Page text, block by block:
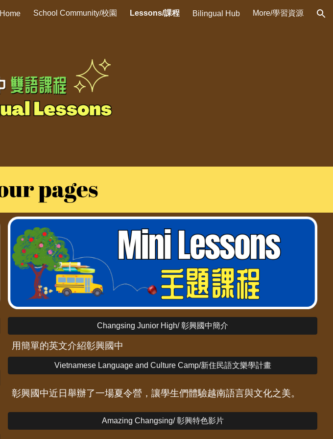
Skip to navigation
Home School Community/校園 Lessons/課程 Bilingual Hub More/學習資源
Changsing Junior High/ 彰興國中簡介
用簡單的英文介紹彰興國中
Vietnamese Language and Culture Camp/新住民語文樂學計畫
彰興國中近日舉辦了一場夏令營，讓學生們體驗越南語言與文化之美。
Amazing Changsing/ 彰興特色影片